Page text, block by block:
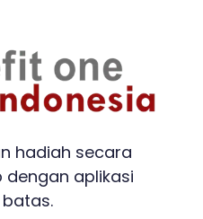
hadiah secara
aplikasi